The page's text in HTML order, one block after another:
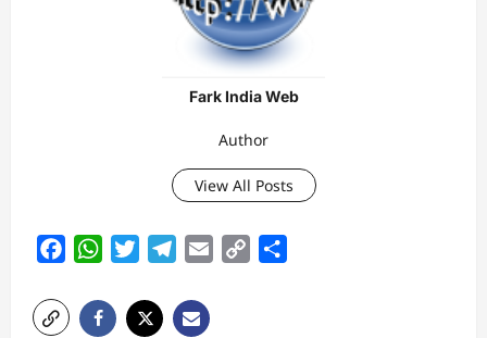
Fark India Web
Author
View All Posts
FacebookWhatsAppTwitterTelegram
Email
Copy